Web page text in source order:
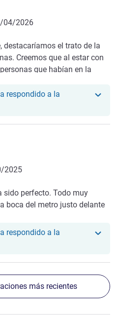
04/2026
destacaríamos el trato de la
Creemos que al estar con
que habían en la
ha sido una estancia muy
respondido a la
Avis 4.5/5
2025
sido perfecto. Todo muy
boca del metro justo delante
respondido a la
más recientes